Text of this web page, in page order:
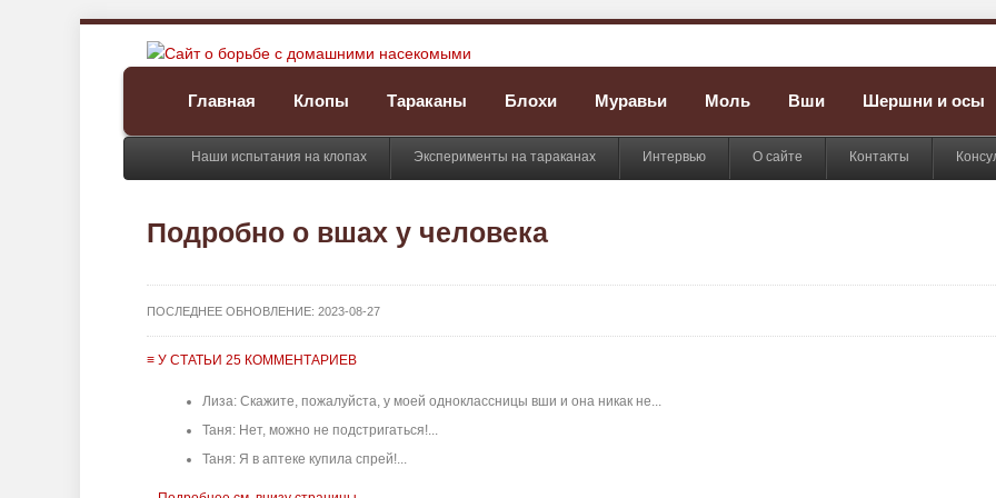
Главная Клопы Тараканы Блохи Муравьи Моль Вши Шершни и осы
Наши испытания на клопах Эксперименты на тараканах Интервью О сайте Контакты
Подробно о вшах у человека
ПОСЛЕДНЕЕ ОБНОВЛЕНИЕ: 2023-08-27
≡ У СТАТЬИ 25 КОММЕНТАРИЕВ
Лиза: Скажите, пожалуйста, у моей одноклассницы вши и она никак не...
Таня: Нет, можно не подстригаться!...
Таня: Я в аптеке купила спрей!...